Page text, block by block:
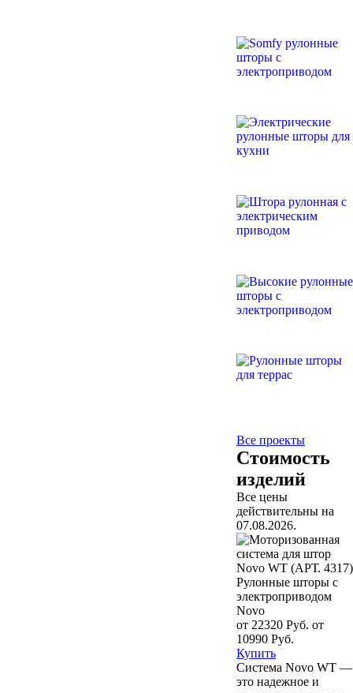
Все проекты
Стоимость
изделий
Все цены
действительны на
07.08.2026.
Рулонные шторы с
электроприводом
Novo
от 22320 Руб. от
10990 Руб.
Купить
Система Novo WT —
это надежное и